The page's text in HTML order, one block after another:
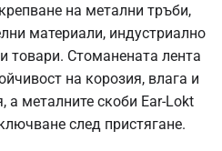
на метални тръби,
материали, индустриално
товари. Стоманената лента
на корозия, влага и
а металните скоби Ear-Lokt
след пристягане.